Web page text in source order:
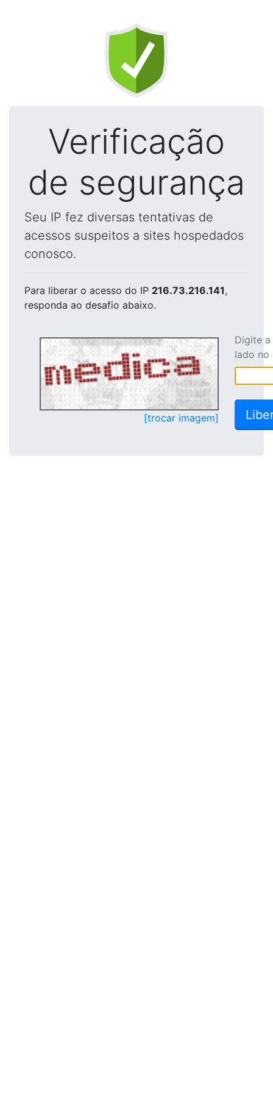
Verificação
de segurança
Seu IP fez diversas tentativas de
acessos suspeitos a sites hospedados
conosco.
Para liberar o acesso do IP 216.73.216.141,
responda ao desafio abaixo.
[trocar imagem]
Digite
lado no